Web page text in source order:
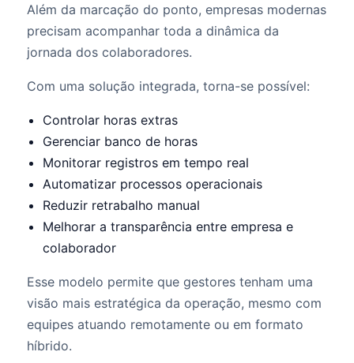
Além da marcação do ponto, empresas modernas
precisam acompanhar toda a dinâmica da
jornada dos colaboradores.
Com uma solução integrada, torna-se possível:
Controlar horas extras
Gerenciar banco de horas
Monitorar registros em tempo real
Automatizar processos operacionais
Reduzir retrabalho manual
Melhorar a transparência entre empresa e
colaborador
Esse modelo permite que gestores tenham uma
visão mais estratégica da operação, mesmo com
equipes atuando remotamente ou em formato
híbrido.